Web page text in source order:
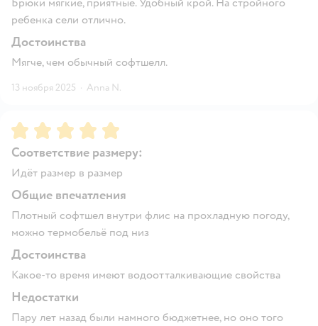
ребенка сели отлично.
Достоинства
Мягче, чем обычный софтшелл.
13 ноября 2025 · Anna N.
Рейтинг:5
Соответствие размеру:
Идёт размер в размер
Общие впечатления
Плотный софтшел внутри флис на прохладную погоду,
можно термобельё под низ
Достоинства
Какое-то время имеют водоотталкивающие свойства
Недостатки
Пару лет назад были намного бюджетнее, но оно того